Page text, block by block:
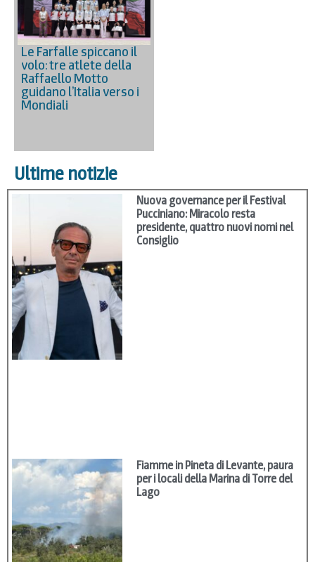
Le Farfalle spiccano il
volo: tre atlete della
Raffaello Motto
guidano l’Italia verso i
Mondiali
Ultime notizie
Nuova governance per il Festival
Pucciniano: Miracolo resta
presidente, quattro nuovi nomi nel
Consiglio
Fiamme in Pineta di Levante, paura
per i locali della Marina di Torre del
Lago